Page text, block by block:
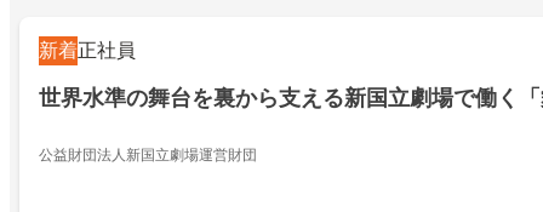
新着正社員
世界水準の舞台を裏から支える新国立劇場で働く
公益財団法人新国立劇場運営財団